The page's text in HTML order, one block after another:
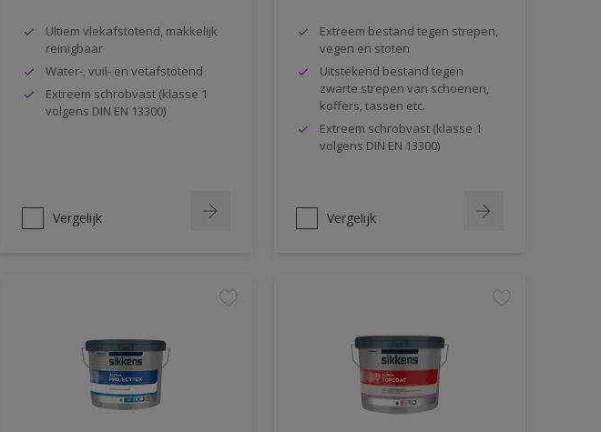
Ultiem vlekafstotend, makkelijk
reinigbaar
Water-, vuil- en vetafstotend
Extreem schrobvast (klasse 1
volgens DIN EN 13300)
Vergelijk
Extreem bestand tegen strepen,
vegen en stoten
Uitstekend bestand tegen
zwarte strepen van schoenen,
koffers, tassen etc.
Extreem schrobvast (klasse 1
volgens DIN EN 13300)
Vergelijk